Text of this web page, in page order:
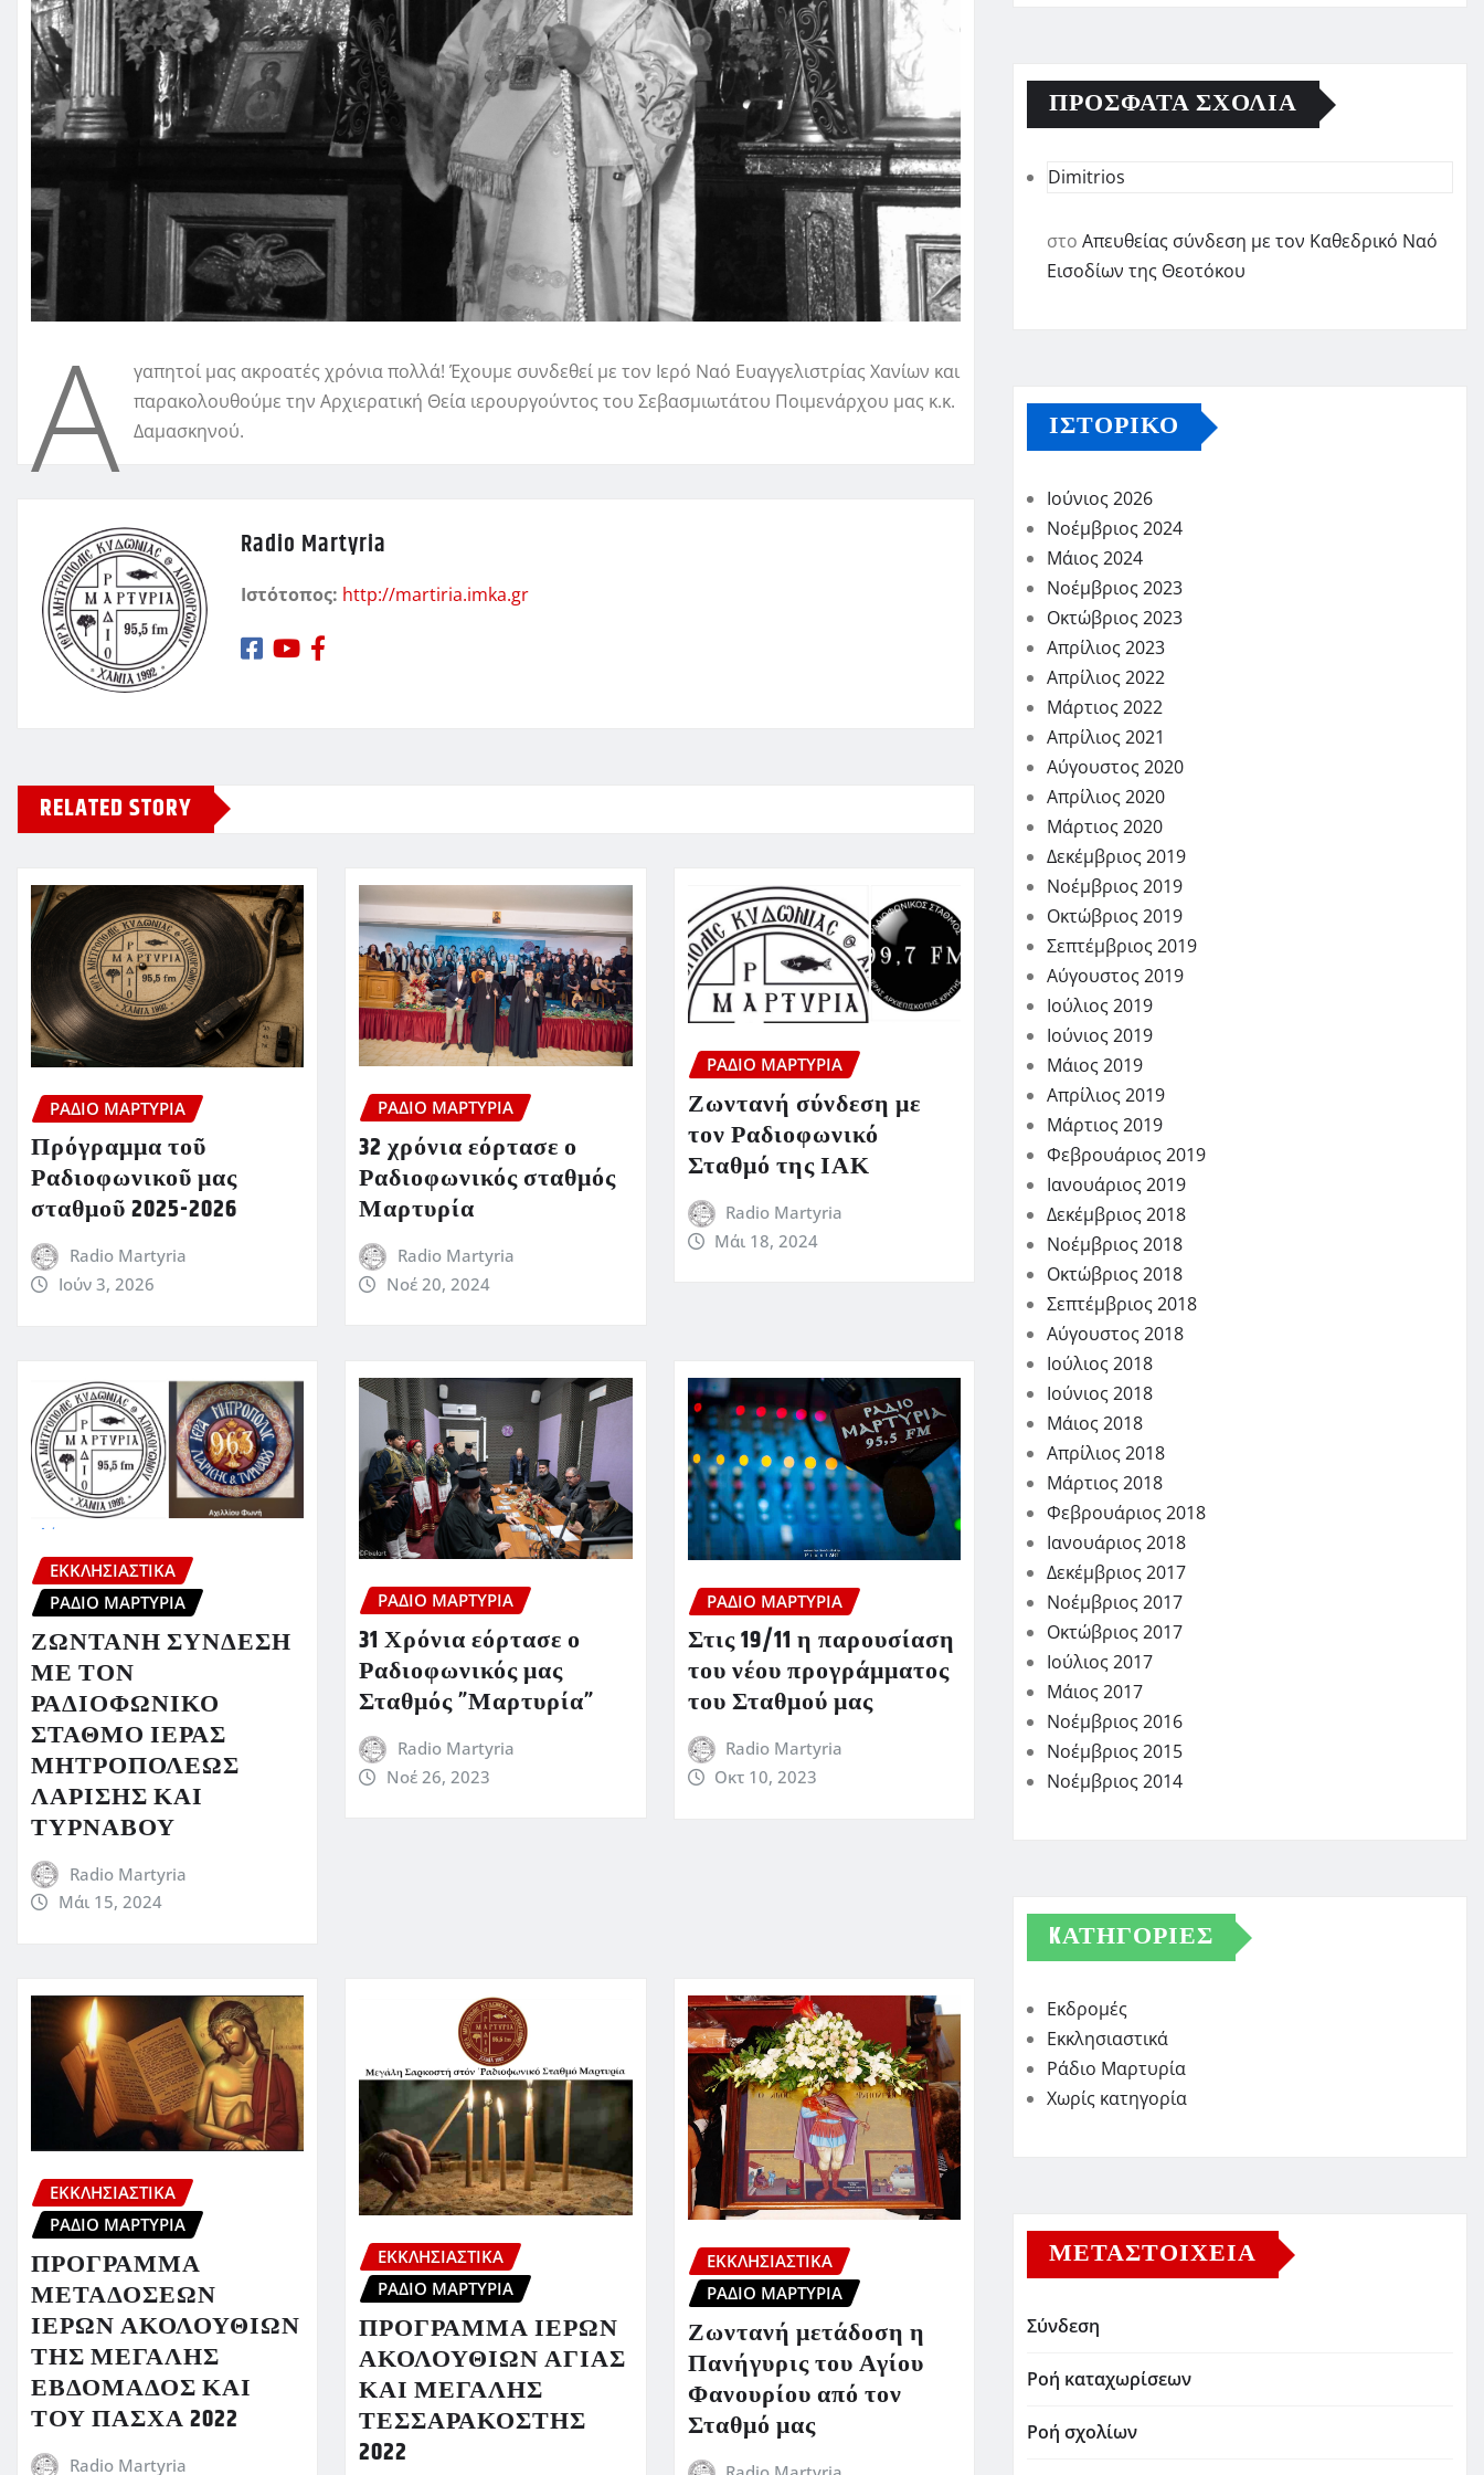
Α
γαπητοί μας ακροατές χρόνια πολλά! Έχουμε συνδεθεί με τον Ιερό Ναό Ευαγγελιστρίας Χανίων και
παρακολουθούμε την Αρχιερατική Θεία ιερουργούντος του Σεβασμιωτάτου Ποιμενάρχου μας κ.κ.
Δαμασκηνού.
Radio Martyria
Ιστότοπος: http://martiria.imka.gr
RELATED STORY
ΡΆΔΙΟ ΜΑΡΤΥΡΊΑ
Πρόγραμμα τοῦ
Ραδιοφωνικοῦ μας
σταθμοῦ 2025-2026
Radio Martyria
Ιούν 3, 2026
ΡΆΔΙΟ ΜΑΡΤΥΡΊΑ
32 χρόνια εόρτασε ο
Ραδιοφωνικός σταθμός
Μαρτυρία
Radio Martyria
Νοέ 20, 2024
ΡΆΔΙΟ ΜΑΡΤΥΡΊΑ
Ζωντανή σύνδεση με
τον Ραδιοφωνικό
Σταθμό της ΙΑΚ
Radio Martyria
Μάι 18, 2024
ΕΚΚΛΗΣΙΑΣΤΙΚΆ
ΡΆΔΙΟ ΜΑΡΤΥΡΊΑ
ΖΩΝΤΑΝΗ ΣΥΝΔΕΣΗ
ΜΕ ΤΟΝ
ΡΑΔΙΟΦΩΝΙΚΟ
ΣΤΑΘΜΟ ΙΕΡΑΣ
ΜΗΤΡΟΠΟΛΕΩΣ
ΛΑΡΙΣΗΣ ΚΑΙ
ΤΥΡΝΑΒΟΥ
Radio Martyria
Μάι 15, 2024
ΡΆΔΙΟ ΜΑΡΤΥΡΊΑ
31 Χρόνια εόρτασε ο
Ραδιοφωνικός μας
Σταθμός ”Μαρτυρία”
Radio Martyria
Νοέ 26, 2023
ΡΆΔΙΟ ΜΑΡΤΥΡΊΑ
Στις 19/11 η παρουσίαση
του νέου προγράμματος
του Σταθμού μας
Radio Martyria
Οκτ 10, 2023
ΕΚΚΛΗΣΙΑΣΤΙΚΆ
ΡΆΔΙΟ ΜΑΡΤΥΡΊΑ
ΠΡΟΓΡΑΜΜΑ
ΜΕΤΑΔΟΣΕΩΝ
ΙΕΡΩΝ ΑΚΟΛΟΥΘΙΩΝ
ΤΗΣ ΜΕΓΑΛΗΣ
ΕΒΔΟΜΑΔΟΣ ΚΑΙ
ΤΟΥ ΠΑΣΧΑ 2022
Radio Martyria
ΕΚΚΛΗΣΙΑΣΤΙΚΆ
ΡΆΔΙΟ ΜΑΡΤΥΡΊΑ
ΠΡΟΓΡΑΜΜΑ ΙΕΡΩΝ
ΑΚΟΛΟΥΘΙΩΝ ΑΓΙΑΣ
ΚΑΙ ΜΕΓΑΛΗΣ
ΤΕΣΣΑΡΑΚΟΣΤΗΣ
2022
ΕΚΚΛΗΣΙΑΣΤΙΚΆ
ΡΆΔΙΟ ΜΑΡΤΥΡΊΑ
Ζωντανή μετάδοση η
Πανήγυρις του Αγίου
Φανουρίου από τον
Σταθμό μας
ΠΡΌΣΦΑΤΑ ΣΧΌΛΙΑ
Dimitrios
στο Απευθείας σύνδεση με τον Καθεδρικό Ναό
Εισοδίων της Θεοτόκου
ΙΣΤΟΡΙΚΌ
Ιούνιος 2026
Νοέμβριος 2024
Μάιος 2024
Νοέμβριος 2023
Οκτώβριος 2023
Απρίλιος 2023
Απρίλιος 2022
Μάρτιος 2022
Απρίλιος 2021
Αύγουστος 2020
Απρίλιος 2020
Μάρτιος 2020
Δεκέμβριος 2019
Νοέμβριος 2019
Οκτώβριος 2019
Σεπτέμβριος 2019
Αύγουστος 2019
Ιούλιος 2019
Ιούνιος 2019
Μάιος 2019
Απρίλιος 2019
Μάρτιος 2019
Φεβρουάριος 2019
Ιανουάριος 2019
Δεκέμβριος 2018
Νοέμβριος 2018
Οκτώβριος 2018
Σεπτέμβριος 2018
Αύγουστος 2018
Ιούλιος 2018
Ιούνιος 2018
Μάιος 2018
Απρίλιος 2018
Μάρτιος 2018
Φεβρουάριος 2018
Ιανουάριος 2018
Δεκέμβριος 2017
Νοέμβριος 2017
Οκτώβριος 2017
Ιούλιος 2017
Μάιος 2017
Νοέμβριος 2016
Νοέμβριος 2015
Νοέμβριος 2014
KΑΤΗΓΟΡΊΕΣ
Εκδρομές
Εκκλησιαστικά
Ράδιο Μαρτυρία
Χωρίς κατηγορία
ΜΕΤΑΣΤΟΙΧΕΊΑ
Σύνδεση
Ροή καταχωρίσεων
Ροή σχολίων